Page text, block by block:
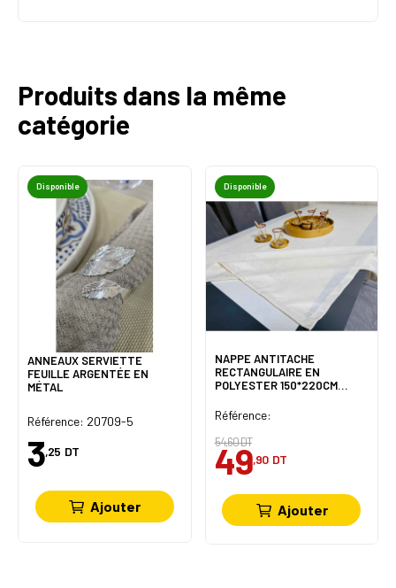
Produits dans la même
catégorie
Disponible
ANNEAUX SERVIETTE
FEUILLE ARGENTÉE EN
MÉTAL
Référence: 20709-5
3,25 DT
Ajouter
Disponible
NAPPE ANTITACHE
RECTANGULAIRE EN
POLYESTER 150*220CM
Référence:
54,60 DT
49,90 DT
Ajouter